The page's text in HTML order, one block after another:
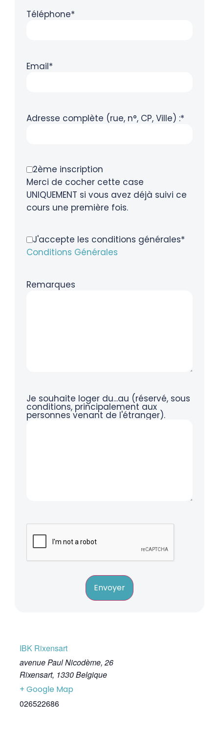
Téléphone*
Email*
Adresse complète (rue, n°, CP, Ville) :*
2ème inscription
Merci de cocher cette case
UNIQUEMENT si vous avez déjà suivi ce
cours une première fois.
J'accepte les conditions générales*
Conditions Générales
Remarques
Je souhaite loger du...au (réservé, sous
conditions, principalement aux
personnes venant de l'étranger).
Envoyer
IBK Rixensart
avenue Paul Nicodème, 26
Rixensart, 1330Belgique
+ Google Map
026522686